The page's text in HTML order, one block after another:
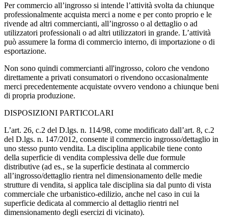
Per commercio all’ingrosso si intende l’attività svolta da chiunque
professionalmente acquista merci a nome e per conto proprio e le
rivende ad altri commercianti, all’ingrosso o al dettaglio o ad
utilizzatori professionali o ad altri utilizzatori in grande. L’attività
può assumere la forma di commercio interno, di importazione o di
esportazione.
Non sono quindi commercianti all'ingrosso, coloro che vendono
direttamente a privati consumatori o rivendono occasionalmente
merci precedentemente acquistate ovvero vendono a chiunque beni
di propria produzione.
DISPOSIZIONI PARTICOLARI
L’art. 26, c.2 del D.lgs. n. 114/98, come modificato dall’art. 8, c.2
del D.lgs. n. 147/2012, consente il commercio ingrosso/dettaglio in
uno stesso punto vendita. La disciplina applicabile tiene conto
della superficie di vendita complessiva delle due formule
distributive (ad es., se la superficie destinata al commercio
all’ingrosso/dettaglio rientra nel dimensionamento delle medie
strutture di vendita, si applica tale disciplina sia dal punto di vista
commerciale che urbanistico-edilizio, anche nel caso in cui la
superficie dedicata al commercio al dettaglio rientri nel
dimensionamento degli esercizi di vicinato).